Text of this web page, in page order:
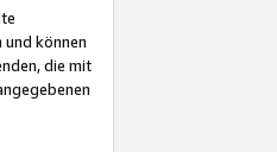
können
die mit